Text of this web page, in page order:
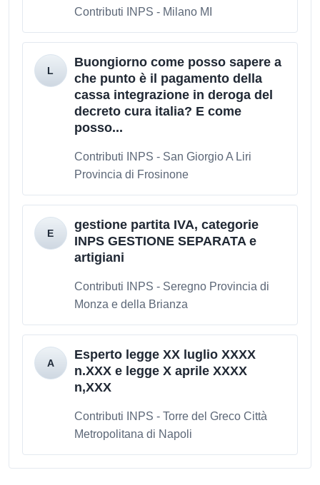
Contributi INPS - Milano MI
Buongiorno come posso sapere a
che punto è il pagamento della
cassa integrazione in deroga del
decreto cura italia? E come
posso...
Contributi INPS - San Giorgio A Liri
Provincia di Frosinone
gestione partita IVA, categorie
INPS GESTIONE SEPARATA e
artigiani
Contributi INPS - Seregno Provincia di
Monza e della Brianza
Esperto legge XX luglio XXXX
n.XXX e legge X aprile XXXX
n,XXX
Contributi INPS - Torre del Greco Città
Metropolitana di Napoli